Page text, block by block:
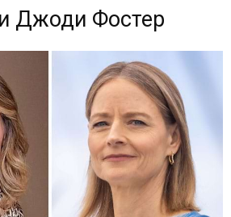
Джоди Фостер